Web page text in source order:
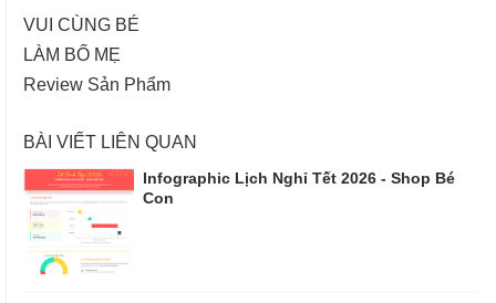
VUI CÙNG BÉ
LÀM BỐ MẸ
Review Sản Phẩm
BÀI VIẾT LIÊN QUAN
Infographic Lịch Nghỉ Tết 2026 - Shop Bé
Con